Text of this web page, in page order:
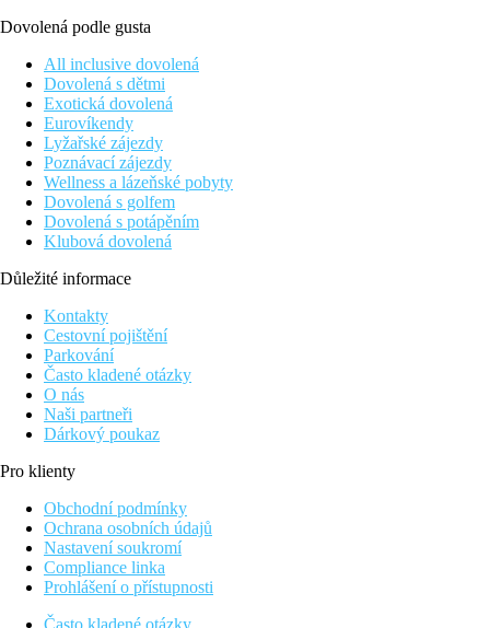
Dovolená podle gusta
All inclusive dovolená
Dovolená s dětmi
Exotická dovolená
Eurovíkendy
Lyžařské zájezdy
Poznávací zájezdy
Wellness a lázeňské pobyty
Dovolená s golfem
Dovolená s potápěním
Klubová dovolená
Důležité informace
Kontakty
Cestovní pojištění
Parkování
Často kladené otázky
O nás
Naši partneři
Dárkový poukaz
Pro klienty
Obchodní podmínky
Ochrana osobních údajů
Nastavení soukromí
Compliance linka
Prohlášení o přístupnosti
Často kladené otázky